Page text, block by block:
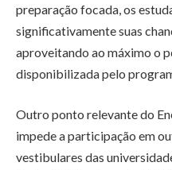
preparação focada, os
significativamente suas
aproveitando ao máximo o
disponibilizada pelo
Outro ponto relevante do
impede a participação em
vestibulares das